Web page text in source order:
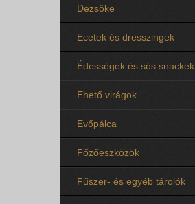
Dezsőke
Ecetek és dresszingek
Édességek és sós snackek
Ehető virágok
Evőpálca
Főzőeszközök
Fűszer- és egyéb tárolók